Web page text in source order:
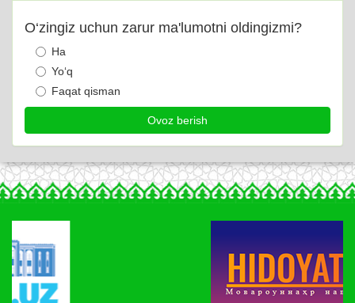
O‘zingiz uchun zarur ma'lumotni oldingizmi?
Ha
Yo‘q
Faqat qisman